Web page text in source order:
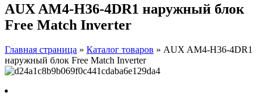
AUX AM4-H36-4DR1 наружный блок
Free Match Inverter
Главная страница » Каталог товаров » AUX AM4-H36-4DR1
наружный блок Free Match Inverter